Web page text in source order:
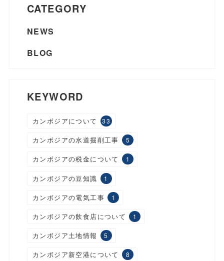
CATEGORY
NEWS
BLOG
KEYWORD
カンボジアについて 33
カンボジアの水道掘削工事 5
カンボジアの税金について 1
カンボジアの豆知識 1
カンボジアの電気工事 1
カンボジアの飲食店について 1
カンボジア土地情報 5
カンボジア新空港について 8